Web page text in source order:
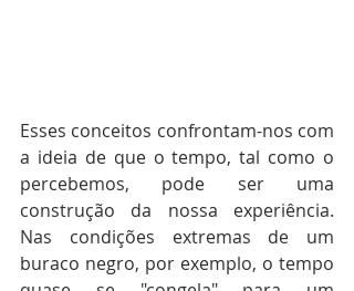
Esses conceitos confrontam-nos com
a ideia de que o tempo, tal como o
percebemos, pode ser uma
construção da nossa experiência.
Nas condições extremas de um
buraco negro, por exemplo, o tempo